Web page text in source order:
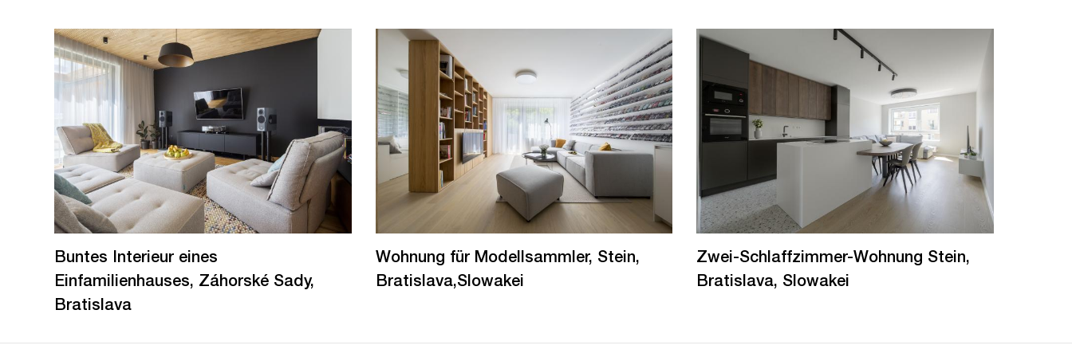
Buntes Interieur eines
Einfamilienhauses, Záhorské Sady,
Bratislava
Wohnung für Modellsammler, Stein,
Bratislava,Slowakei
Zwei-Schlaffzimmer-Wohnung Stein,
Bratislava, Slowakei